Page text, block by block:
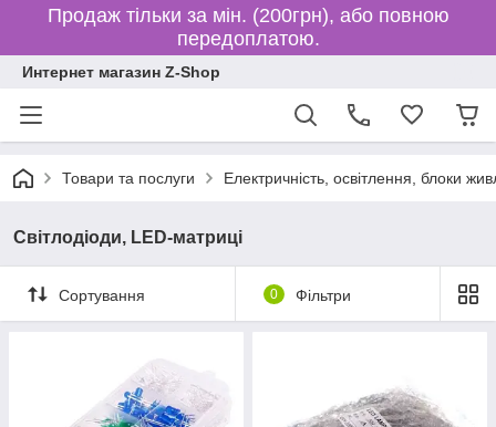
Продаж тільки за мін. (200грн), або повною
передоплатою.
Интернет магазин Z-Shop
Товари та послуги Електричність, освітлення, блоки
Світлодіоди, LED-матриці
Сортування 0 Фільтри